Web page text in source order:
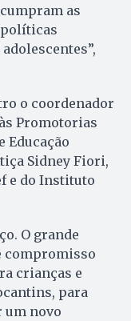
as
políticas
o coordenador
Promotorias
Educação
Sidney Fiori,
e do Instituto
O grande
compromisso
crianças e
para
um novo